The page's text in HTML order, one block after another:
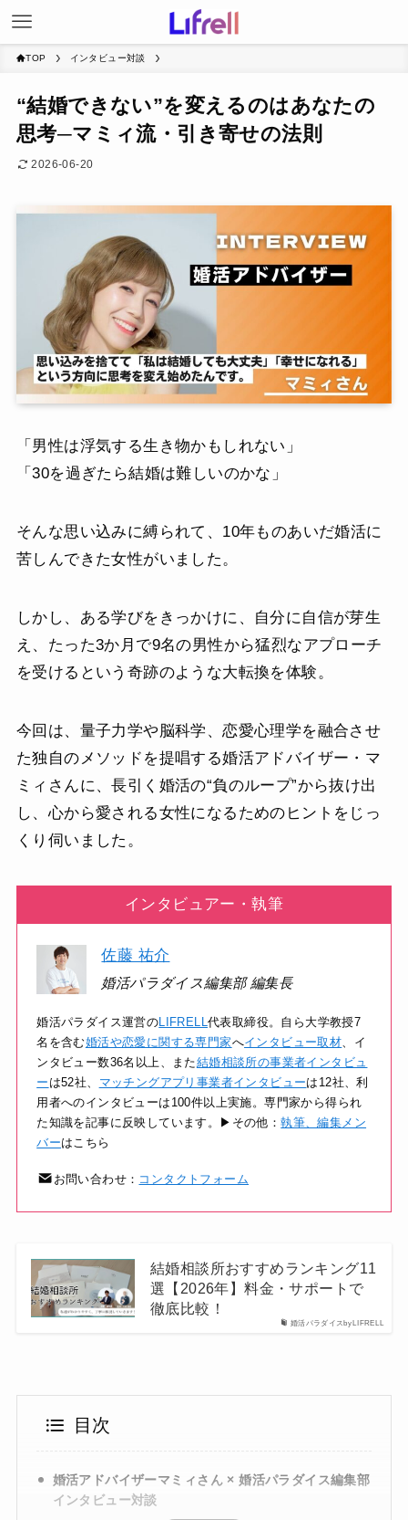
TOP インタビュー対談
“結婚できない”を変えるのはあなたの
思考─マミィ流・引き寄せの法則
2026-06-20
「男性は浮気する生き物かもしれない」
「30を過ぎたら結婚は難しいのかな」
そんな思い込みに縛られて、10年ものあいだ婚活に
苦しんできた女性がいました。
しかし、ある学びをきっかけに、自分に自信が芽生
え、たった3か月で9名の男性から猛烈なアプローチ
を受けるという奇跡のような大転換を体験。
今回は、量子力学や脳科学、恋愛心理学を融合させ
た独自のメソッドを提唱する婚活アドバイザー・マ
ミィさんに、長引く婚活の“負のループ”から抜け出
し、心から愛される女性になるためのヒントをじっ
くり伺いました。
インタビュアー・執筆
佐藤 祐介
婚活パラダイス編集部 編集長
婚活パラダイス運営のLIFRELL代表取締役。自ら大学教授7
名を含む婚活や恋愛に関する専門家へインタビュー取材、イ
ンタビュー数36名以上、また結婚相談所の事業者インタビュ
ー は52社、 マッチングアプリ事業者インタビューは12社、利
用者へのインタビューは100件以上実施。専門家から得られ
た知識を記事に反映しています。▶その他：執筆、編集メン
バーはこちら
お問い合わせ： コンタクトフォーム
婚活パラダイスbyLIFRELL
結婚相談所おすすめランキング11
選【2026年】料金・サポートで
徹底比較！
目次
婚活アドバイザーマミィさん × 婚活パラダイス編集部
インタビュー対談